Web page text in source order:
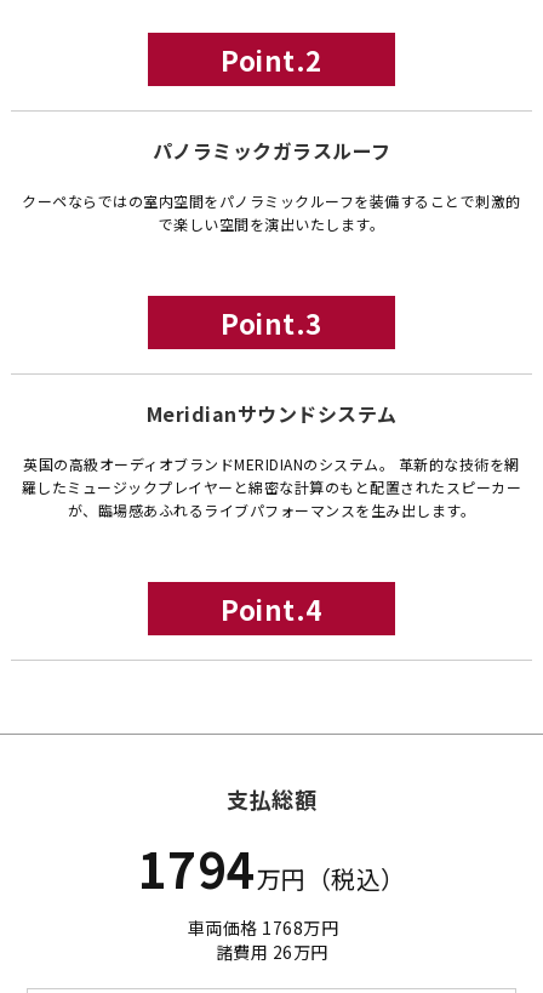
Point.2
パノラミックガラスルーフ
クーペならではの室内空間をパノラミックルーフを装備することで刺激的
で楽しい空間を演出いたします。
Point.3
Meridianサウンドシステム
英国の高級オーディオブランドMERIDIANのシステム。 革新的な技術を網
羅したミュージックプレイヤーと綿密な計算のもと配置されたスピーカー
が、臨場感あふれるライブパフォーマンスを生み出します。
Point.4
支払総額
1794万円（税込）
車両価格 1768万円
諸費用 26万円